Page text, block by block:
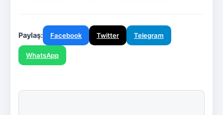
Paylaş: Facebook Twitter Telegram
WhatsApp